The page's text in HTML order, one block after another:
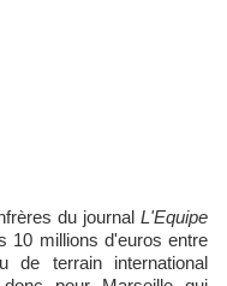
du journal L'Equipe
10 millions d'euros entre
terrain international